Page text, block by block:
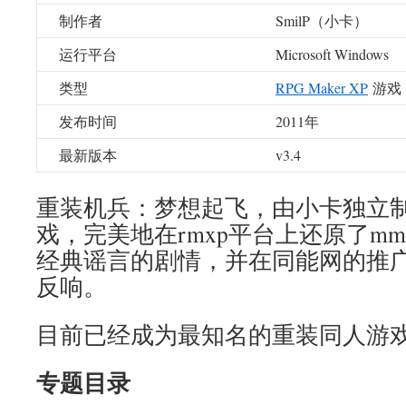
制作者
SmilP（小卡）
运行平台
Microsoft Windows
类型
RPG Maker XP 游戏
发布时间
2011年
最新版本
v3.4
重装机兵：梦想起飞，由小卡独立
戏，完美地在rmxp平台上还原了
经典谣言的剧情，并在同能网的推
反响。
目前已经成为最知名的重装同人游
专题目录